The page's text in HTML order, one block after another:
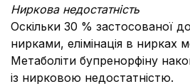
Ниркова недостатність
Оскільки 30 % застосованої
нирками, елімінація в
Метаболіти бупренорфіну
із нирковою недостатністю.